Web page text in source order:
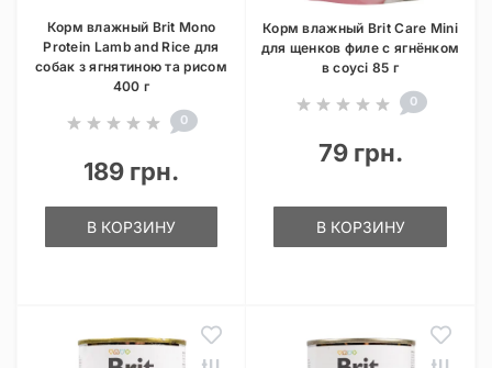
Корм влажный Brit Mono
Protein Lamb and Rice для
собак з ягнятиною та рисом
400 г
0
189 грн.
В КОРЗИНУ
Корм влажный Brit Care Mini
для щенков филе с ягнёнком
в соусі 85 г
0
79 грн.
В КОРЗИНУ